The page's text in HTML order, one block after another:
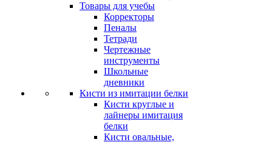
Товары для учебы
Корректоры
Пеналы
Тетради
Чертежные
инструменты
Школьные
дневники
Кисти из имитации белки
Кисти круглые и
лайнеры имитация
белки
Кисти овальные,